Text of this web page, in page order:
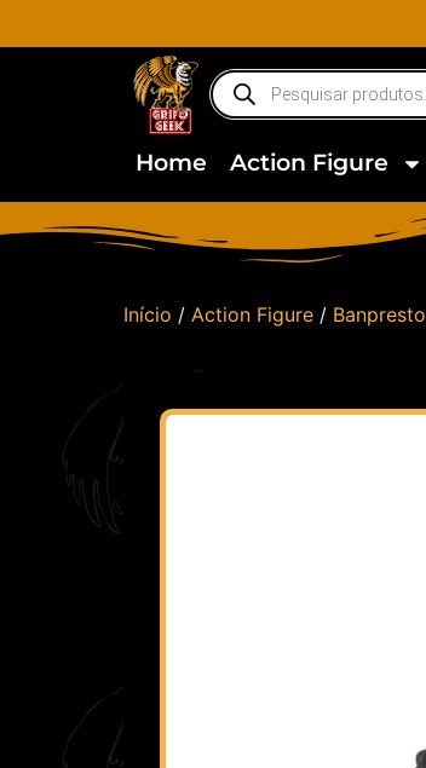
Home Action Figure
Início / Action Figure / Banpresto